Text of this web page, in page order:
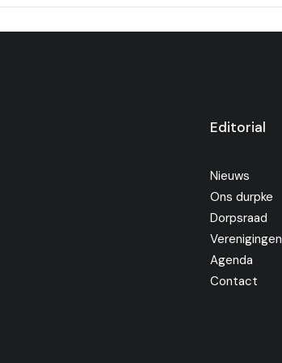
Editorial
Nieuws
Ons durpke
Dorpsraad
Verenigingen
Agenda
Contact